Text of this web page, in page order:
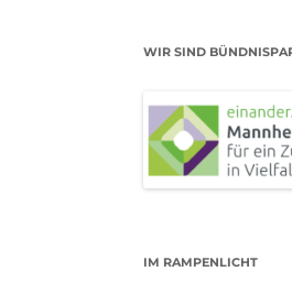
WIR SIND
IM RAMPENLICHT